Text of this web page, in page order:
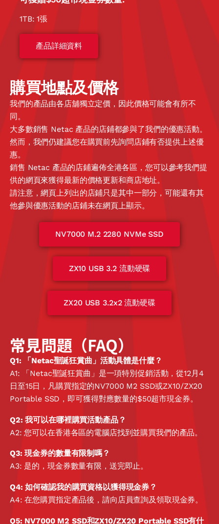
1TB: 1張
產品詳細資料
購買地點及價格
我們的產品由各店舖獨立定價，因此價格可能會有所不
同。
大多數銷售 Netac 產品的店鋪都參與了我們的優惠活動。
然而，我們仍建議您在購買前先詢問店鋪有否提供上述優
惠。
銷售 Netac 產品的店鋪遍佈全港各區，您可以參考我們提
供的網頁來獲得最新的價格更新和商店地址。
請注意，網頁上列出的店鋪只是其中一部分，可能還有其
他參與優惠活動的店鋪未在網頁上顯示。
NV7000 M.2 2280 NVMe SSD​
ZX10 USB 3.2 流動硬碟​
ZX20 USB 3.2x2 流動硬碟​
常見問題（FAQ）
Q1: 「Netac聖誕狂賞曲」活動具體是什麼？
A1: 「Netac聖誕狂賞曲」是一項特別促銷活動，從12月4
日至15日，凡購買指定的NV7000 M2 SSD或ZX10/ZX20
Portable SSD，即可獲得對應數量的$50超市現金券。
Q2: 我可以在哪裡購買活動產品？
A2: 您可以在香港各區的電腦店找到並購買我們的產品。
Q3: 現金券的數量有限制嗎？
A3: 是的，現金券數量有限，送完即止。
Q4: 如何確認我的購買資格以獲得現金券？
A4: 在您購買指定產品後，請向店員查詢及領取現金券。
Q5: NV7000 M2 SSD和ZX10/ZX20 Portable SSD有什